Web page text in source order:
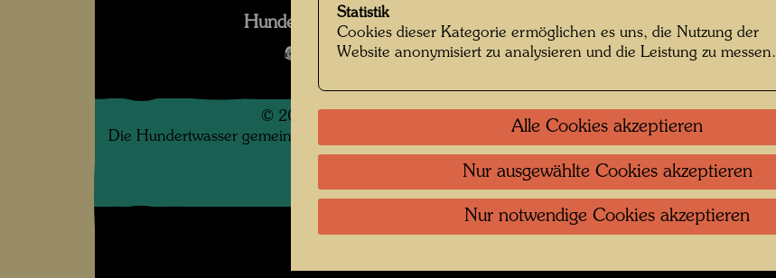
Hundertwasser mit Bernd Lötsch
Bildergalerie öffnen
© 2026
Die Hundertwasser gemeinnützige Privatstiftung Wien
Kontakt Datenschutz
Nutzungsbedingungen
Statistik
Cookies dieser Kategorie ermöglichen es uns, die Nutzung der
Website anonymisiert zu analysieren und die Leistung zu messen.
Alle Cookies akzeptieren
Nur ausgewählte Cookies akzeptieren
Nur notwendige Cookies akzeptieren